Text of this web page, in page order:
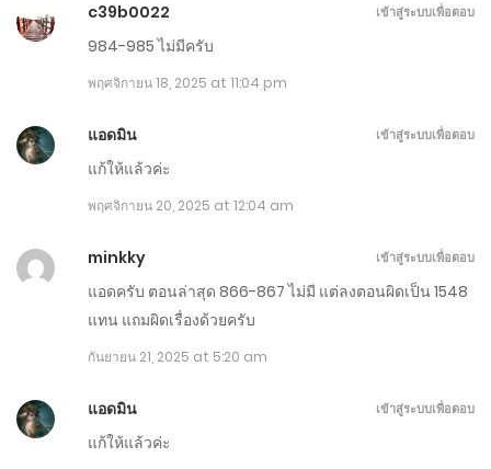
ตอนที่ 1171-1180
กุมภาพันธ์ 19, 2026
ตอนที่ 1161-1170
กุมภาพันธ์ 14, 2026
กุมภาพันธ์ 9, 2026
ตอนที่ 1141-1150
กุมภาพันธ์ 4, 2026
ตอนที่ 1131-1140
มกราคม 30, 2026
c39b0022
984-985 ไม่มีครับ
พฤศจิกายน 18, 2025 at 11:04 pm
เข้าสู่ระบบเพื่อตอบ
แอดมิน
แก้ให้แล้วค่ะ
พฤศจิกายน 20, 2025 at 12:04 am
เข้าสู่ระบบเพื่อตอบ
minkky
แอดครับ ตอนล่าสุด 866-867 ไม่มี แต่ลงตอนผิดเป็น 1548
แทน แถมผิดเรื่องด้วยครับ
กันยายน 21, 2025 at 5:20 am
เข้าสู่ระบบเพื่อตอบ
แอดมิน
แก้ให้แล้วค่ะ
เข้าสู่ระบบเพื่อตอบ